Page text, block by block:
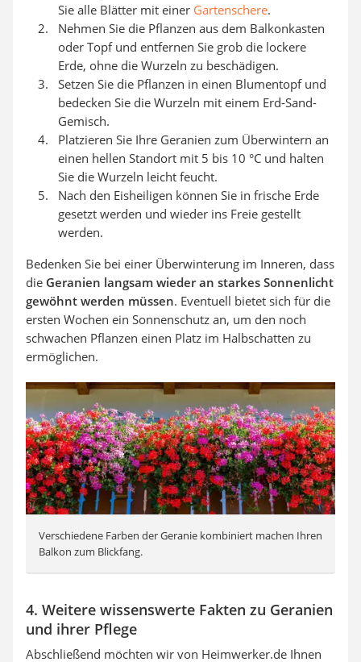
Sie alle Blätter mit einer Gartenschere.
Nehmen Sie die Pflanzen aus dem Balkonkasten
oder Topf und entfernen Sie grob die lockere
Erde, ohne die Wurzeln zu beschädigen.
Setzen Sie die Pflanzen in einen Blumentopf und
bedecken Sie die Wurzeln mit einem Erd-Sand-
Gemisch.
Platzieren Sie Ihre Geranien zum Überwintern an
einen hellen Standort mit 5 bis 10 °C und halten
Sie die Wurzeln leicht feucht.
Nach den Eisheiligen können Sie in frische Erde
gesetzt werden und wieder ins Freie gestellt
werden.
Bedenken Sie bei einer Überwinterung im Inneren, dass
die Geranien langsam wieder an starkes Sonnenlicht
gewöhnt werden müssen. Eventuell bietet sich für die
ersten Wochen ein Sonnenschutz an, um den noch
schwachen Pflanzen einen Platz im Halbschatten zu
ermöglichen.
Verschiedene Farben der Geranie kombiniert machen Ihren
Balkon zum Blickfang.
4. Weitere wissenswerte Fakten zu Geranien
und ihrer Pflege
Abschließend möchten wir von Heimwerker.de Ihnen